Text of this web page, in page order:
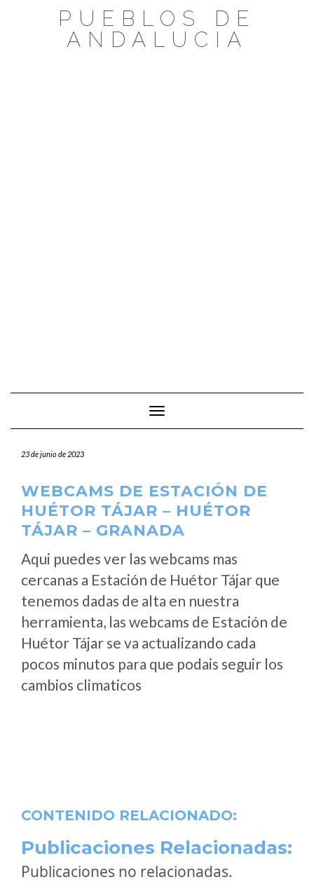
PUEBLOS DE
ANDALUCIA
Cambiar modo de navegación
23 de junio de 2023
WEBCAMS DE ESTACIÓN DE
HUÉTOR TÁJAR – HUÉTOR
TÁJAR – GRANADA
Aqui puedes ver las webcams mas
cercanas a Estación de Huétor Tájar que
tenemos dadas de alta en nuestra
herramienta, las webcams de Estación de
Huétor Tájar se va actualizando cada
pocos minutos para que podais seguir los
cambios climaticos
CONTENIDO RELACIONADO:
Publicaciones Relacionadas:
Publicaciones no relacionadas.